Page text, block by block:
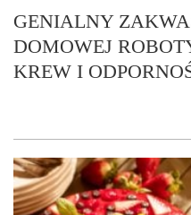
GENIALNY
DOMOWEJ
KREW I